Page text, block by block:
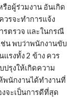
อผู้ร่วมงาน อันเกิด
รจะทำการแจ้ง
รตรวจ และในกรณี
ช่น พบว่าพนักงานขับ
รงทั้ง 2 ข้าง ควร
รุงให้เกิดความ
พนักงานได้ทำงานที่
จะเป็นการดีที่สุด